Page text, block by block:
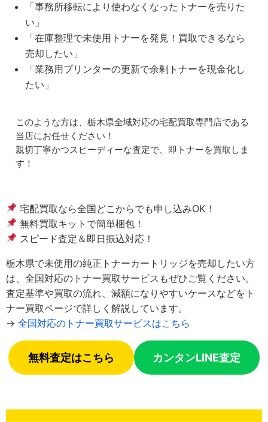
「事務所移転により使わなくなったトナーを売りた
い」
「在庫整理で未使用トナーを発見！買取できるなら
売却したい」
「業務用プリンターの更新で余剰トナーを現金化し
たい」
このような方は、栃木県全域対応の宅配買取専門店である
当店にお任せください！
親切丁寧かつスピーディーな査定で、即トナーを買取しま
す！
宅配買取なら全国どこからでも申し込みOK！
無料買取キットで簡単梱包！
スピード査定＆即日振込対応！
栃木県で未使用の純正トナーカートリッジを売却したい方
は、全国対応のトナー買取サービスもぜひご覧ください。
査定基準や買取の流れ、減額になりやすいケースなどをト
ナー買取ページで詳しく解説しています。
→ 全国対応のトナー買取サービスはこちら
無料査定はこちら カンタンLINE査定